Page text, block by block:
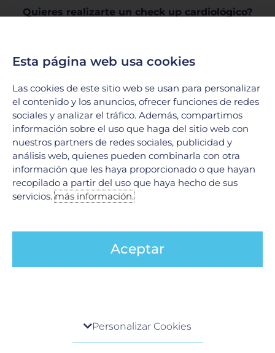
Quieres realizarte un check up cardiológico?
Cancún
Por una cultura de salud y prevención – Actitud
Saludable
Ant
ANTERIOR
¿Por qué salen las arañitas en las piernas?
SIGUIENTE
Opciones de parto
Esta página web usa cookies
Las cookies de este sitio web se usan para personalizar
el contenido y los anuncios, ofrecer funciones de redes
sociales y analizar el tráfico. Además, compartimos
información sobre el uso que haga del sitio web con
nuestros partners de redes sociales, publicidad y
análisis web, quienes pueden combinarla con otra
información que les haya proporcionado o que hayan
recopilado a partir del uso que haya hecho de sus
servicios.más información.
Aceptar
Cuando visita cualquier sitio web, el mismo podría
Personalizar Cookies